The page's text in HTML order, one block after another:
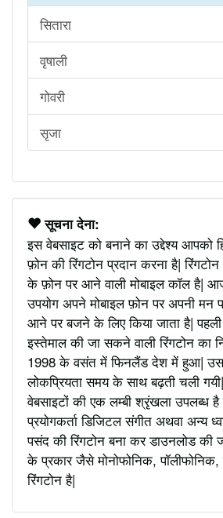
सितारा
वृषाली
गोवरी
सृजा
सूचना देना:
इस वेबसाइट को बनाने का उद्देश्य आपको
फ़ोन की रिंगटोन प्रदान करना है|
के फ़ोन पर आने वाली मोबाइल कॉल है|
उपयोग अपने मोबाइल फ़ोन पर अपनी मन
आने पर बजने के लिए किया जाता है| पहली
इस्तेमाल की जा सकने वाली रिंगटोन का
1998 के वसंत में फिनलैंड देश में हुआ|
लोकप्रियता समय के साथ बढ़ती चली
वेबसाइटों की एक लम्बी श्रृंखला उपलब्ध है
प्रयोगकर्ता डिजिटल संगीत अथवा अन्य
पसंद की रिंगटोन बना कर डाउनलोड की
के प्रकार जैसे मोनोफोनिक, पॉलीफोनिक,
रिंगटोन है|